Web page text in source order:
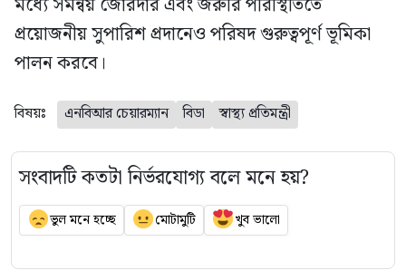
প্রয়োজনীয় সুপারিশ প্রদানেও পরিষদ গুরুত্বপূর্ণ ভূমিকা
পালন করবে।
বিষয়ঃ এনবিআর চেয়ারম্যান বিডা স্বাস্থ্য প্রতিমন্ত্রী
সংবাদটি কতটা নির্ভরযোগ্য বলে মনে হয়?
ভুল মনে হচ্ছে মোটামুটি খুব ভালো